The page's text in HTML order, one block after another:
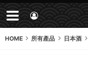
HOME 所有產品 日本酒